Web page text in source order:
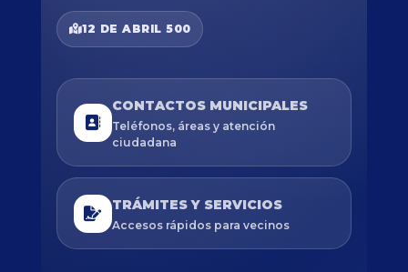
12 DE ABRIL 500
CONTACTOS MUNICIPALES
Teléfonos, áreas y atención
ciudadana
TRÁMITES Y SERVICIOS
Accesos rápidos para vecinos